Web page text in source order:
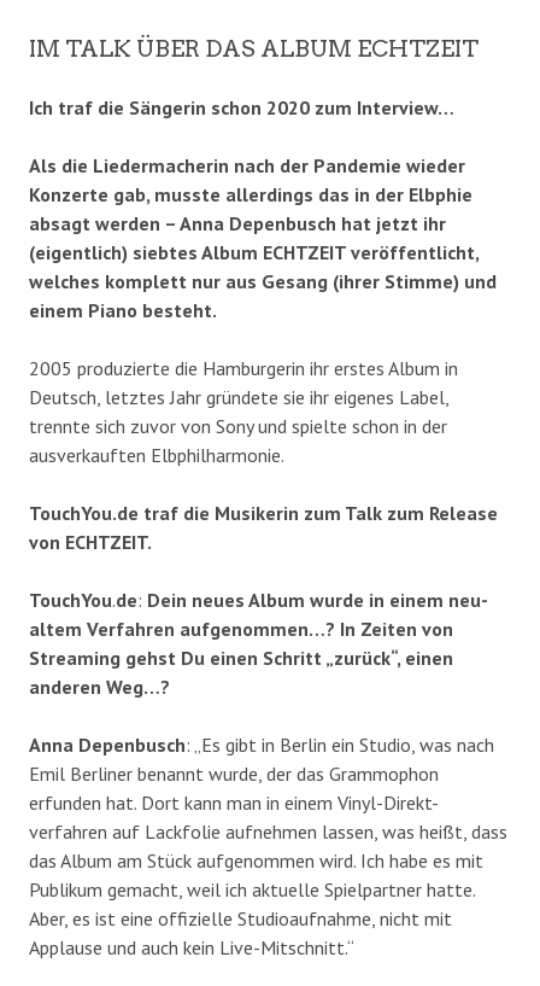
IM TALK ÜBER DAS ALBUM ECHTZEIT
Ich traf die Sängerin schon 2020 zum Interview…
Als die Liedermacherin nach der Pandemie wieder
Konzerte gab, musste allerdings das in der Elbphie
absagt werden – Anna Depenbusch hat jetzt ihr
(eigentlich) siebtes Album ECHTZEIT veröffentlicht,
welches komplett nur aus Gesang (ihrer Stimme) und
einem Piano besteht.
2005 produzierte die Hamburgerin ihr erstes Album in
Deutsch, letztes Jahr gründete sie ihr eigenes Label,
trennte sich zuvor von Sony und spielte schon in der
ausverkauften Elbphilharmonie.
TouchYou.de traf die Musikerin zum Talk zum Release
von ECHTZEIT.
TouchYou.de: Dein neues Album wurde in einem neu-
altem Verfahren aufgenommen…? In Zeiten von
Streaming gehst Du einen Schritt „zurück“, einen
anderen Weg…?
Anna Depenbusch: „Es gibt in Berlin ein Studio, was nach
Emil Berliner benannt wurde, der das Grammophon
erfunden hat. Dort kann man in einem Vinyl-Direkt-
verfahren auf Lackfolie aufnehmen lassen, was heißt, dass
das Album am Stück aufgenommen wird. Ich habe es mit
Publikum gemacht, weil ich aktuelle Spielpartner hatte.
Aber, es ist eine offizielle Studioaufnahme, nicht mit
Applause und auch kein Live-Mitschnitt.“